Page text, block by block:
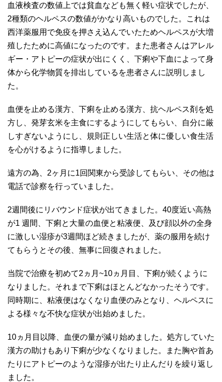
血液検査の数値上では貧血なども無く軽い症状でしたが、
2種類のヘルペスの数値がかなり高いものでした。これは
西洋薬服用で免疫を押さえ込んでいたためヘルペスが大増
殖したために高値になったのです。また患者さんはアレル
ギー・アトピーの症状が出にくく、下痢や下血によって身
体から化学物質を排出しているを患者さんに説明しまし
た。
血便を止める漢方、下痢を止める漢方、抗ヘルペス剤を処
方し、発芽玄米を主食にするようにしてもらい、自分に厳
しすぎないようにし、規則正しい生活と体に優しい食生活
を心がけるように指導しました。
遠方の為、2ヶ月に1回関東から受診してもらい、その他は
電話で診察を行っていました。
2週間後にリバウンド症状が出てきました。40度近い高熱
が1 週間、下痢と大量の血便と粘液便、及び顔以外の全身
に激しい湿疹が3週間ほど続きましたが、薬の服用を続け
てもらうとその後、無事に回復されました。
当院で治療を初めて2ヵ月~10ヵ月目、下痢が続くように
なりました。それまで下痢はほとんどなかったそうです。
同時期に、粘液便はなくなり血便のみとなり、ヘルペスに
よる様々な不快な症状が出始めました。
10ヵ月目以降、血便の量が減り始めました。処方していた
漢方の助けもあり下痢が少なくなりました。また胸や首あ
たりにアトピーのような湿疹が出たり止んだりを繰り返し
ました。